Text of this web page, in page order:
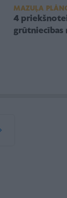
MAZUĻA
4
grūtniecības